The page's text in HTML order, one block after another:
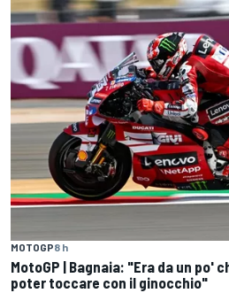
MOTOGP8 h
MotoGP | Bagnaia: "Era da un po'
poter toccare con il ginocchio"